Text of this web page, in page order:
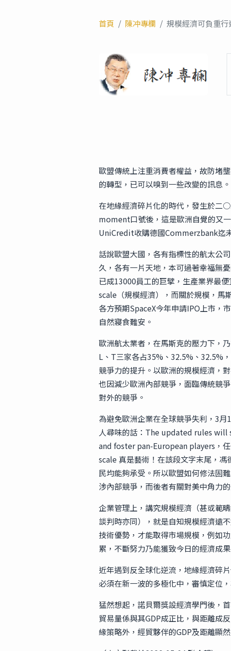
首頁 陳冲專欄 規模經濟可負重行
歐盟傳統上注重消費者權益，故防堵
的轉型，已可以嗅到一些改變的訊息。
在地緣經濟碎片化的時代，發生於二
moment口號後，這是歐洲自覺的又
UniCredit收購德國Commerzbank迄
話說歐盟大國，各有指標性的航太公
久，各有一片天地，本可過著幸福無
已成13000員工的巨擘，生產業界最
scale（規模經濟），而關於規模，
各方預期SpaceX今年申請IPO上市，
自然寢食難安。
歐洲航太業者，在馬斯克的壓力下，
L、T三家各占35%、32.5%、32.5%
競爭力的提升。以歐洲的規模經濟，
也因減少歐洲內部競爭，面臨傳統競
對外的競爭。
為避免歐洲企業在全球競爭失利，3
人尋味的話：The updated rules
and foster pan-European players，
scale 真是藝術！在該段文字末尾，
民均能夠承受。所以歐盟如何修法固
涉內部競爭，而後者有關對美中角力
企業管理上，講究規模經濟（甚或範
談判時亦同），就是自知規模經濟遠
技術優勢，才能取得市場規模，例如
累，不斷努力乃能獲致今日的經濟成果
近年遇到反全球化逆流，地緣經濟碎
必須在新一波的多極化中，審慎定位
猛然想起，諾貝爾獎設經濟學門後，
貿易量係與其GDP成正比，與距離成
緣策略外，經貿夥伴的GDP及距離顯